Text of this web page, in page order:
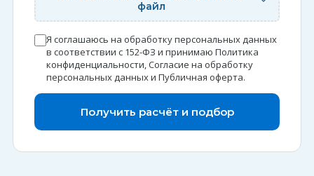
файл
Я соглашаюсь на обработку персональных данных
в соответствии с 152-ФЗ и принимаю Политика
конфиденциальности,Согласие на обработку
персональных данныхи Публичная оферта.
Получить расчёт и подбор